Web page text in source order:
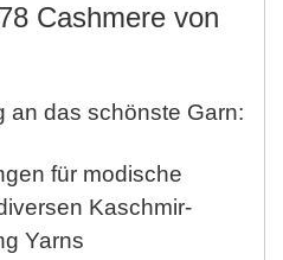
Cashmere von
an das schönste Garn:
für modische
Kaschmir-
Yarns